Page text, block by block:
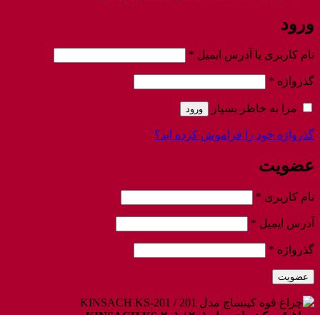
ورود
نام کاربری یا آدرس ایمیل *
گذرواژه *
مرا به خاطر بسپار ورود
گذرواژه خود را فراموش کرده اید؟
عضویت
نام کاربری *
آدرس ایمیل *
گذرواژه *
عضویت